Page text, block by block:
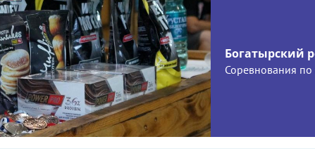
Богатырский
Соревнования по